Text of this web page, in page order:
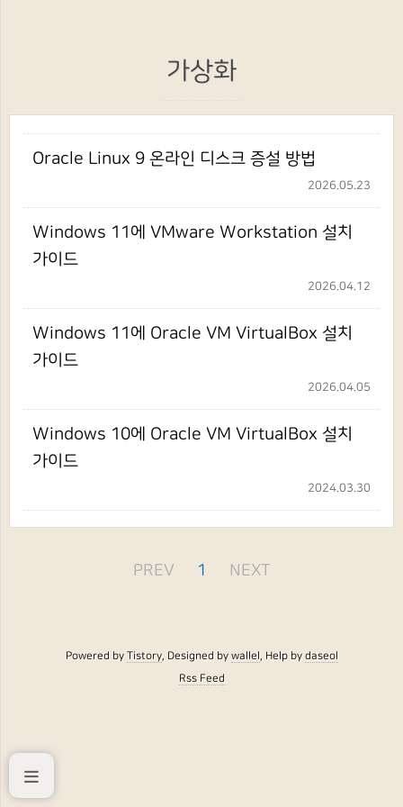
가상화
Oracle Linux 9 온라인 디스크 증설 방법
2026.05.23
Windows 11에 VMware Workstation 설치
가이드
2026.04.12
Windows 11에 Oracle VM VirtualBox 설치
가이드
2026.04.05
Windows 10에 Oracle VM VirtualBox 설치
가이드
2024.03.30
PREV 1 NEXT
Powered byTistory, Designed bywallel, Help bydaseol
Rss Feed